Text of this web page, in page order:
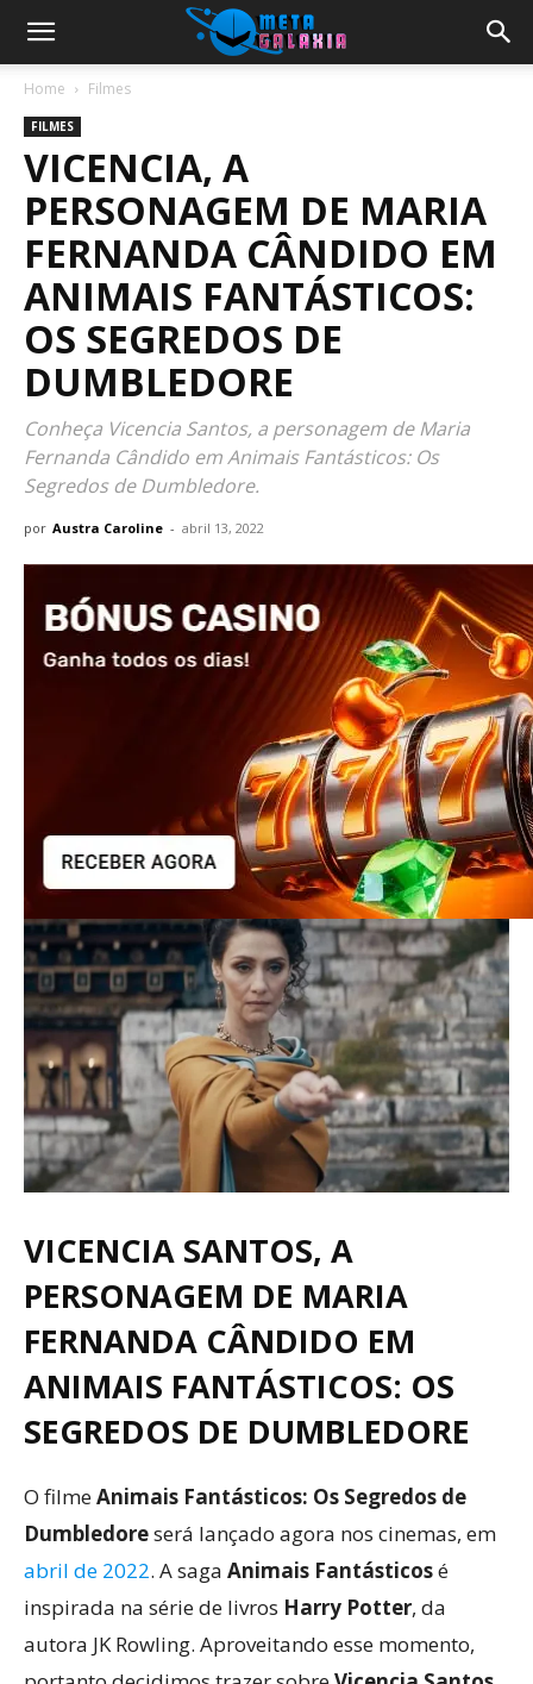
Home Filmes
FILMES
VICENCIA, A
PERSONAGEM DE MARIA
FERNANDA CÂNDIDO EM
ANIMAIS FANTÁSTICOS:
OS SEGREDOS DE
DUMBLEDORE
Conheça Vicencia Santos, a personagem de Maria
Fernanda Cândido em Animais Fantásticos: Os
Segredos de Dumbledore.
por Austra Caroline - abril 13, 2022
VICENCIA SANTOS, A
PERSONAGEM DE MARIA
FERNANDA CÂNDIDO EM
ANIMAIS FANTÁSTICOS: OS
SEGREDOS DE DUMBLEDORE
O filmeAnimais Fantásticos: Os Segredos de
Dumbledoreserá lançado agora nos cinemas, em
abril de 2022. A saga Animais Fantásticosé
inspirada na série de livros Harry Potter, da
autora JK Rowling. Aproveitando esse momento,